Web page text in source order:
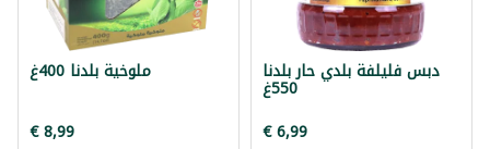
ملوخية بلدنا 400غ
€ 8,99
دبس فليلفة بلدي حار بلدنا
550غ
€ 6,99